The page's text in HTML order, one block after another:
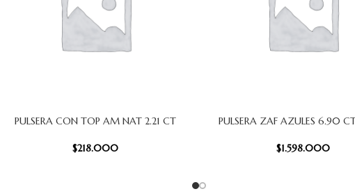
AÑADIR AL CARRITO
PULSERA CON TOP AM NAT 2.21 CT
$218.000
AÑADIR AL CARRITO
PULSERA ZAF AZULES 6.90
$1.598.000